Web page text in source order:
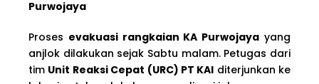
Purwojaya
Proses evakuasi rangkaian KA Purwojaya yang
anjlok dilakukan sejak Sabtu malam. Petugas dari
tim Unit Reaksi Cepat (URC) PT KAI diterjunkan ke